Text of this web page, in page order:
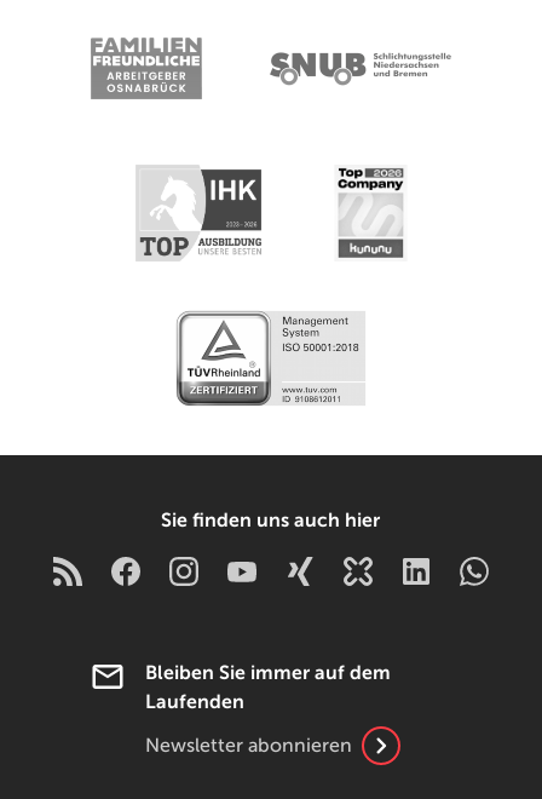
Sie finden uns auch hier
Bleiben Sie immer auf dem
Laufenden
Newsletter abonnieren